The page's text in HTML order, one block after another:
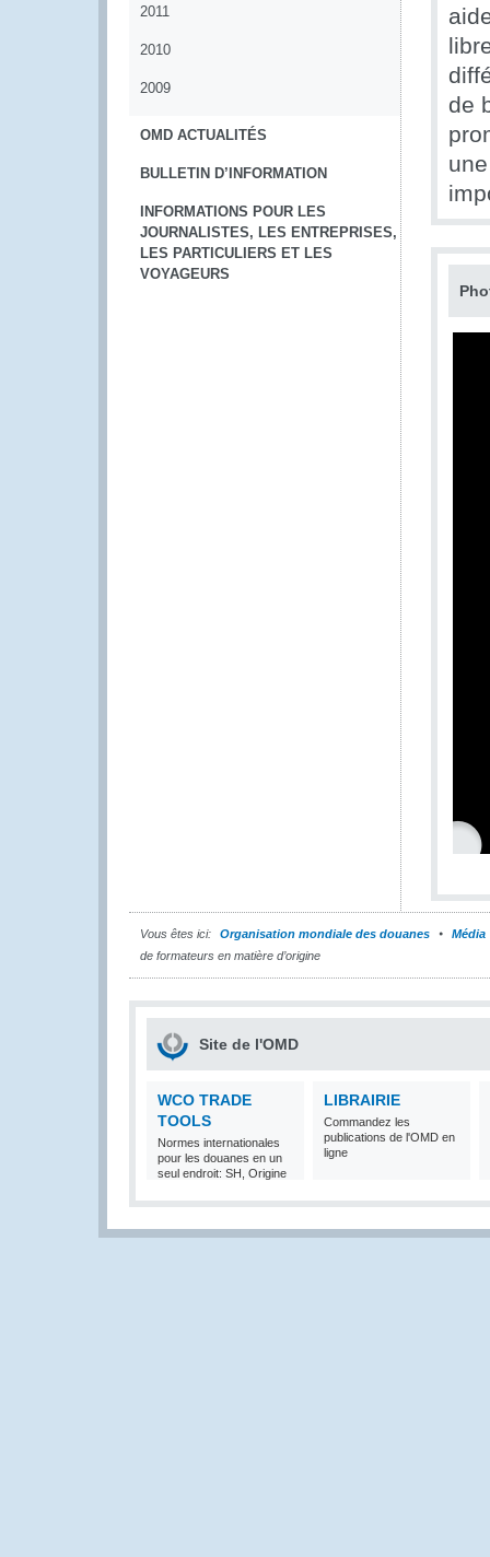
2011
2010
2009
OMD ACTUALITÉS
BULLETIN D’INFORMATION
INFORMATIONS POUR LES
JOURNALISTES, LES ENTREPRISES,
LES PARTICULIERS ET LES
VOYAGEURS
de
Vous êtes ici: Organisation mondiale des douanes
Média
de formateurs en matière d’origine
Site de l'OMD
WCO TRADE
TOOLS
Normes internationales
pour les douanes en un
seul endroit: SH, Origine
LIBRAIRIE
Commandez les
publications de l'OMD en
ligne